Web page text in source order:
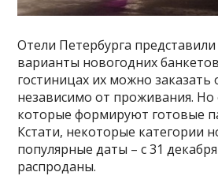
Отели Петербурга
варианты новогодних
гостиницах их можно заказать
независимо от проживания. Но
которые формируют готовые
Кстати, некоторые категории
популярные даты – с 31
распроданы.